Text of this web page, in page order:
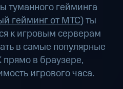
гейминга
гейминг от МТС) ты
к игровым серверам
в самые популярные
в браузере,
игрового часа.